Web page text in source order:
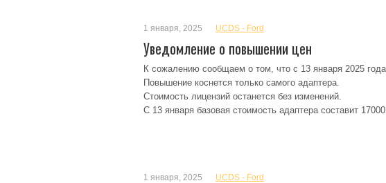
1 января, 2025 UCDS - Ford
Уведомление о повышении цен
К сожалению сообщаем о том, что с 13 января 2025
Повышение коснется только самого адаптера.
Стоимость лицензий останется без изменений.
С 13 января базовая стоимость адаптера составит
1 января, 2025 UCDS - Ford